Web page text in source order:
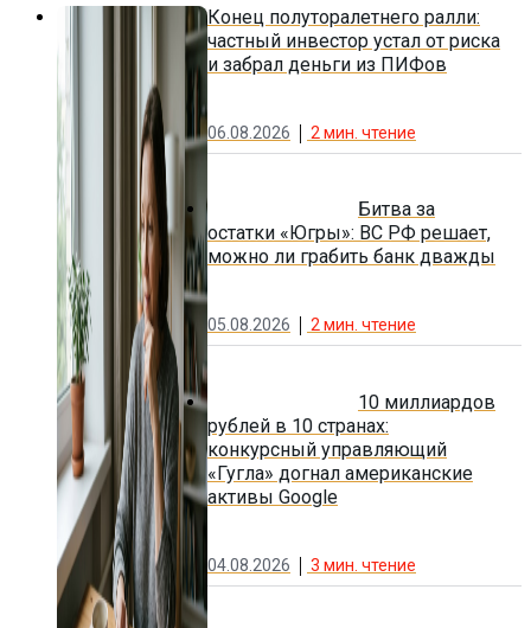
Конец полуторалетнего ралли:
частный инвестор устал от риска
и забрал деньги из ПИФов
06.08.2026 2 мин. чтение
Битва за
остатки «Югры»: ВС РФ решает,
можно ли грабить банк дважды
05.08.2026 2мин. чтение
10 миллиардов
рублей в 10 странах:
конкурсный управляющий
«Гугла» догнал американские
активы Google
04.08.2026 3 мин. чтение